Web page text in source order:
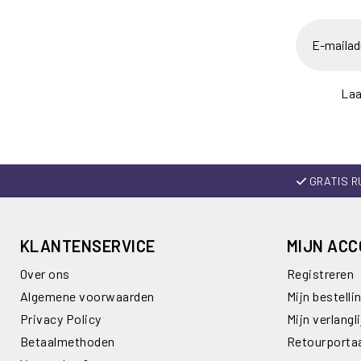
GRATIS
KLANTENSERVICE
Over ons
Algemene voorwaarden
Privacy Policy
Betaalmethoden
MIJN
Registreren
Mijn
Mijn